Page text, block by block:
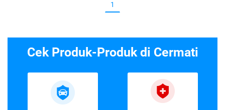
1
Cek Produk-Produk di Cermati